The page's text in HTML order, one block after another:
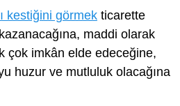
kestiğini görmek ticarette
maddi olarak
çok imkân elde edeceğine,
huzur ve mutluluk olacağına